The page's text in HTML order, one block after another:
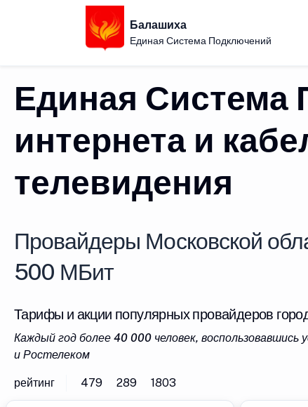
Балашиха
Единая Система Подключений
Единая Система
интернета и
телевидения
Провайдеры Московской
500 МБит
Тарифы и акции популярных провайдеров
Каждый год более 40 000 человек,
и Ростелеком
рейтинг 479 289 1803